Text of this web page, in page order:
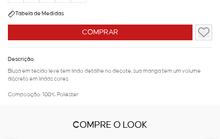
COMPRAR
Tabela de Medidas
Descrição
Blusa em tecido leve tem lindo detalhe no decote, sua manga tem um volume
discreto em lindas cores.
Composição: 100% Poliéster
COMPRE O LOOK